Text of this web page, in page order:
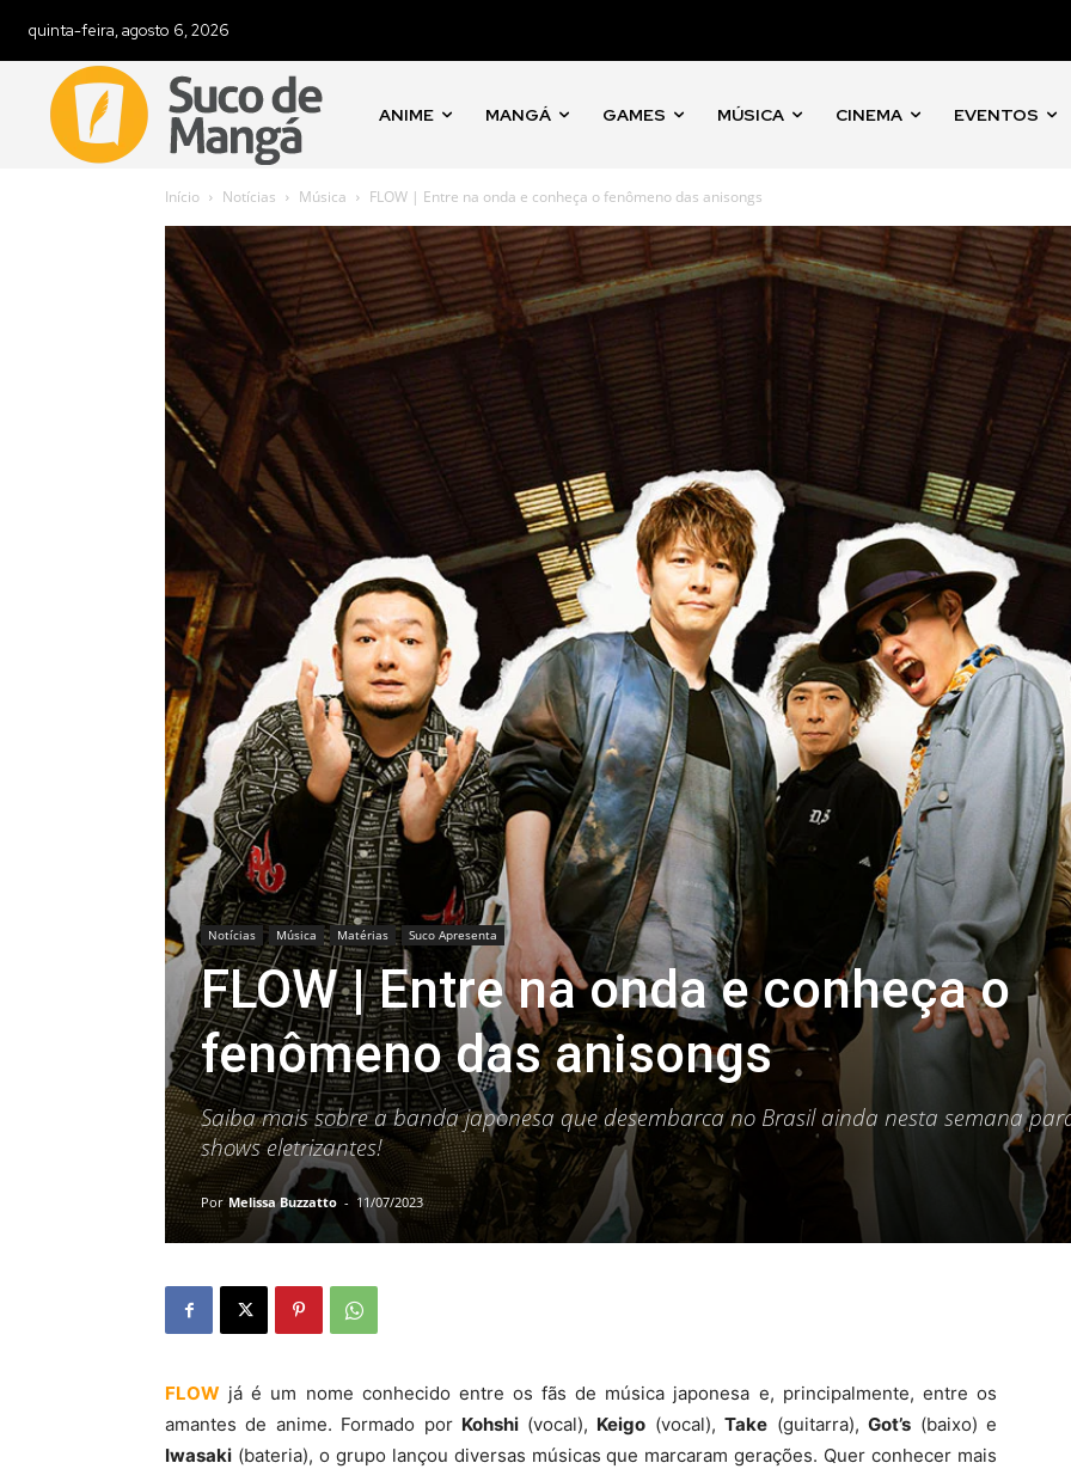
quinta-feira, agosto 6, 2026
ANIME MANGÁ GAMES MÚSICA CINEMA EVENTOS
Início Notícias Música FLOW | Entre na onda e conheça o fenômeno das anisongs
Notícias Música Matérias Suco Apresenta
FLOW | Entre na onda e conheça o
fenômeno das anisongs
Saiba mais sobre a banda japonesa que desembarca no Brasil ainda nesta semana
shows eletrizantes!
Por Melissa Buzzatto - 11/07/2023
FLOW já é um nome conhecido entre os fãs de música japonesa e, principalmente, entre os
amantes de anime. Formado por Kohshi (vocal), Keigo (vocal),Take (guitarra),Got’s (baixo) e
Iwasaki (bateria), o grupo lançou diversas músicas que marcaram gerações. Quer conhecer mais